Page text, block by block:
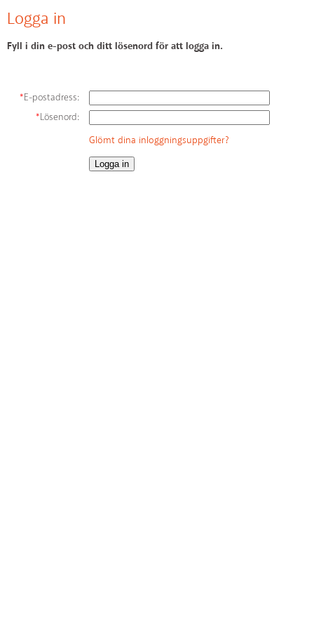
Logga in
Fyll i din e-post och ditt lösenord för att logga in.
*E-postadress:
*Lösenord:
Glömt dina inloggningsuppgifter?